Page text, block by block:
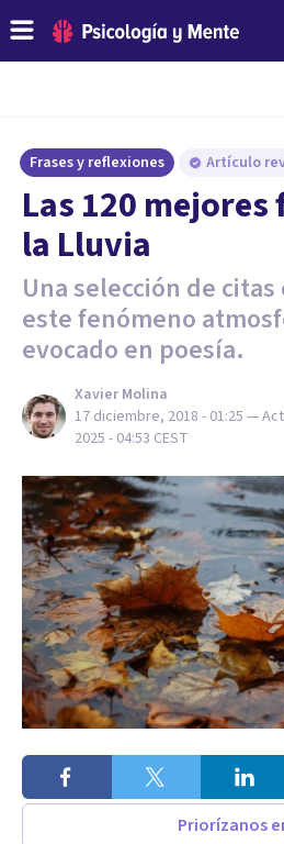
Frases y reflexiones Artículo
Las 120
la Lluvia
Una selección de
este fenómeno
evocado en poesía.
Xavier Molina
17 diciembre, 2018 - 01:25 —
2025 - 04:53 CEST
Priorízanos